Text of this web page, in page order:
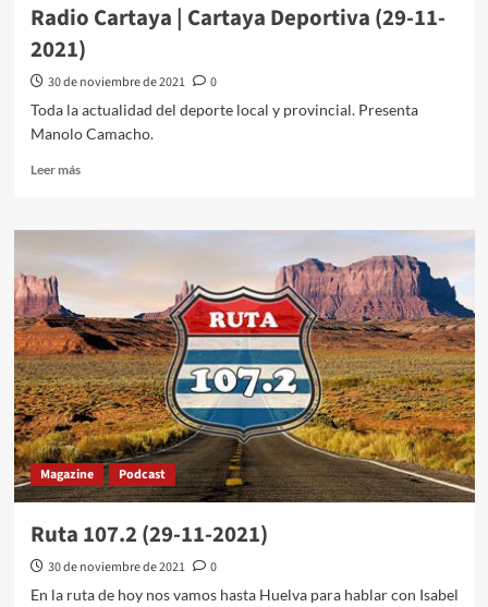
Radio Cartaya | Cartaya Deportiva (29-11-
2021)
30 de noviembre de 2021
0
Toda la actualidad del deporte local y provincial. Presenta
Manolo Camacho.
Leer más
Magazine Podcast
Ruta 107.2 (29-11-2021)
30 de noviembre de 2021
0
En la ruta de hoy nos vamos hasta Huelva para hablar con Isabel